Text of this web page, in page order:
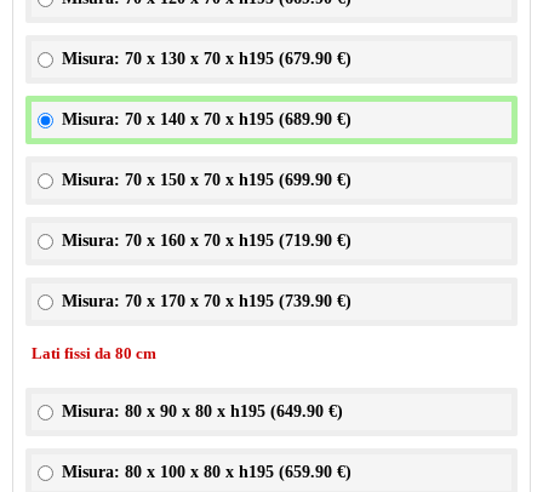
Misura: 70 x 130 x 70 x h195 (679.90 €)
Misura: 70 x 140 x 70 x h195 (689.90 €)
Misura: 70 x 150 x 70 x h195 (699.90 €)
Misura: 70 x 160 x 70 x h195 (719.90 €)
Misura: 70 x 170 x 70 x h195 (739.90 €)
Lati fissi da 80 cm
Misura: 80 x 90 x 80 x h195 (649.90 €)
Misura: 80 x 100 x 80 x h195 (659.90 €)